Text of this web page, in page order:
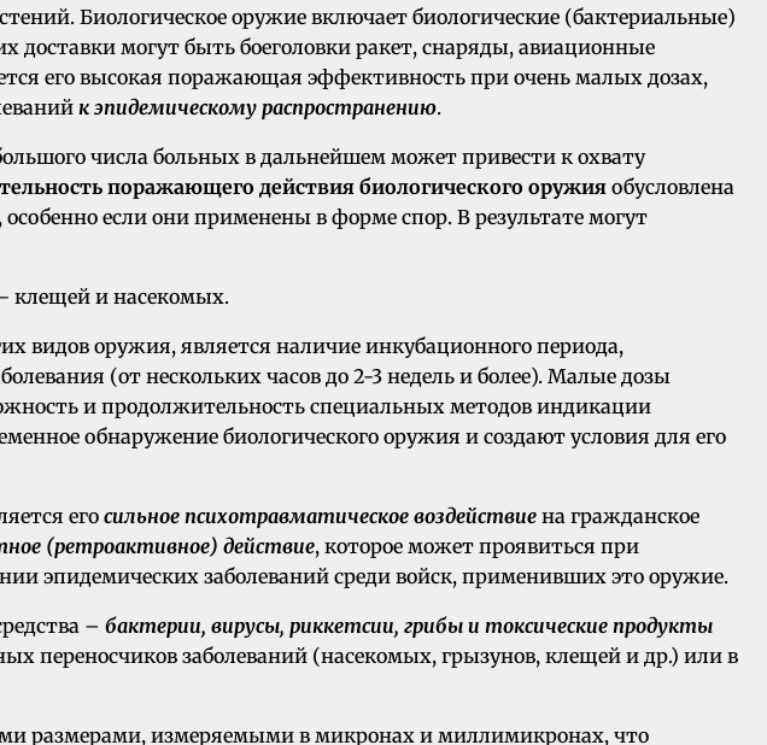
Биологическое оружие включает биологические (бактериальные)
доставки могут быть боеголовки ракет, снаряды, авиационные
его высокая поражающая эффективность при очень малых дозах,
к эпидемическому распространению.
числа больных в дальнейшем может привести к охвату
поражающего действия биологического оружия обусловлена
если они применены в форме спор. В результате могут
клещей и насекомых.
видов оружия, является наличие инкубационного периода,
(от нескольких часов до 2-3 недель и более). Малые дозы
и продолжительность специальных методов индикации
обнаружение биологического оружия и создают условия для его
его сильное психотравматическое воздействие на гражданское
(ретроактивное) действие, которое может проявиться при
эпидемических заболеваний среди войск, применивших это оружие.
– бактерии, вирусы, риккетсии, грибы и токсические продукты
переносчиков заболеваний (насекомых, грызунов, клещей и др.) или в
размерами, измеряемыми в микронах и миллимикронах, что